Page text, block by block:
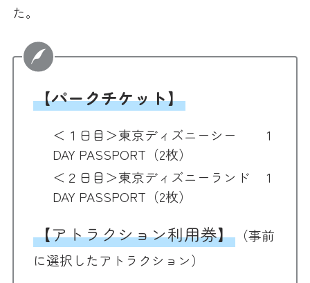
た。
【パークチケット】
＜１日目＞東京ディズニーシー 1
DAY PASSPORT（2枚）
＜２日目＞東京ディズニーランド 1
DAY PASSPORT（2枚）
【アトラクション利用券】 （事前
に選択したアトラクション）